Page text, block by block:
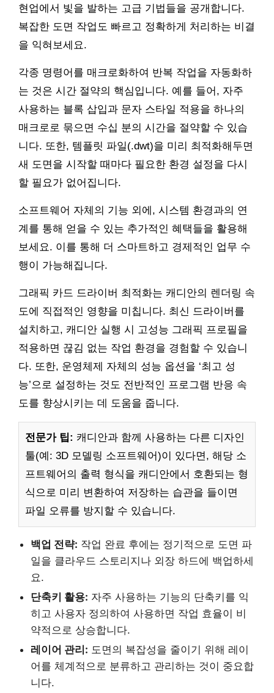
현업에서 빛을 발하는 고급 기법들을 공개합니다.
복잡한 도면 작업도 빠르고 정확하게 처리하는 비결
을 익혀보세요.
각종 명령어를 매크로화하여 반복 작업을 자동화하
는 것은 시간 절약의 핵심입니다. 예를 들어, 자주
사용하는 블록 삽입과 문자 스타일 적용을 하나의
매크로로 묶으면 수십 분의 시간을 절약할 수 있습
니다. 또한, 템플릿 파일(.dwt)을 미리 최적화해두면
새 도면을 시작할 때마다 필요한 환경 설정을 다시
할 필요가 없어집니다.
소프트웨어 자체의 기능 외에, 시스템 환경과의 연
계를 통해 얻을 수 있는 추가적인 혜택들을 활용해
보세요. 이를 통해 더 스마트하고 경제적인 업무 수
행이 가능해집니다.
그래픽 카드 드라이버 최적화는 캐디안의 렌더링 속
도에 직접적인 영향을 미칩니다. 최신 드라이버를
설치하고, 캐디안 실행 시 고성능 그래픽 프로필을
적용하면 끊김 없는 작업 환경을 경험할 수 있습니
다. 또한, 운영체제 자체의 성능 옵션을 ‘최고 성
능’으로 설정하는 것도 전반적인 프로그램 반응 속
도를 향상시키는 데 도움을 줍니다.
전문가 팁: 캐디안과 함께 사용하는 다른 디자인
툴(예: 3D 모델링 소프트웨어)이 있다면, 해당 소
프트웨어의 출력 형식을 캐디안에서 호환되는 형
식으로 미리 변환하여 저장하는 습관을 들이면
파일 오류를 방지할 수 있습니다.
백업 전략: 작업 완료 후에는 정기적으로 도면 파
일을 클라우드 스토리지나 외장 하드에 백업하세
요.
단축키 활용: 자주 사용하는 기능의 단축키를 익
히고 사용자 정의하여 사용하면 작업 효율이 비
약적으로 상승합니다.
레이어 관리: 도면의 복잡성을 줄이기 위해 레이
어를 체계적으로 분류하고 관리하는 것이 중요합
니다.